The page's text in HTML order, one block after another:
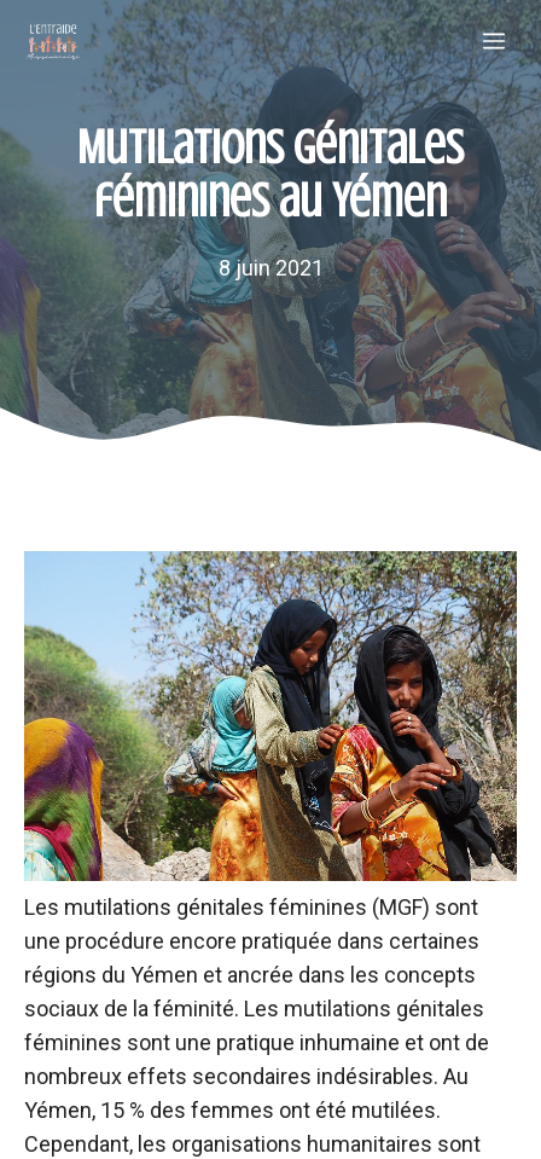
Mutilations génitales
féminines au Yémen
8 juin 2021
Les mutilations génitales féminines (MGF) sont
une procédure encore pratiquée dans certaines
régions du Yémen et ancrée dans les concepts
sociaux de la féminité. Les mutilations génitales
féminines sont une pratique inhumaine et ont de
nombreux effets secondaires indésirables. Au
Yémen, 15 % des femmes ont été mutilées.
Cependant, les organisations humanitaires sont